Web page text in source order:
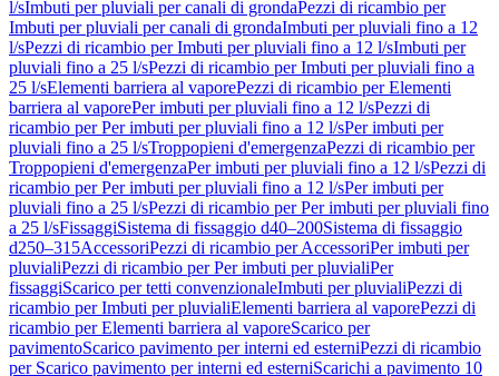
l/sImbuti per pluviali per canali di grondaPezzi di ricambio per
Imbuti per pluviali per canali di grondaImbuti per pluviali fino a 12
l/sPezzi di ricambio per Imbuti per pluviali fino a 12 l/sImbuti per
pluviali fino a 25 l/sPezzi di ricambio per Imbuti per pluviali fino a
25 l/sElementi barriera al vaporePezzi di ricambio per Elementi
barriera al vaporePer imbuti per pluviali fino a 12 l/sPezzi di
ricambio per Per imbuti per pluviali fino a 12 l/sPer imbuti per
pluviali fino a 25 l/sTroppopieni d'emergenzaPezzi di ricambio per
Troppopieni d'emergenzaPer imbuti per pluviali fino a 12 l/sPezzi di
ricambio per Per imbuti per pluviali fino a 12 l/sPer imbuti per
pluviali fino a 25 l/sPezzi di ricambio per Per imbuti per pluviali fino
a 25 l/sFissaggiSistema di fissaggio d40–200Sistema di fissaggio
d250–315AccessoriPezzi di ricambio per AccessoriPer imbuti per
pluvialiPezzi di ricambio per Per imbuti per pluvialiPer
fissaggiScarico per tetti convenzionaleImbuti per pluvialiPezzi di
ricambio per Imbuti per pluvialiElementi barriera al vaporePezzi di
ricambio per Elementi barriera al vaporeScarico per
pavimentoScarico pavimento per interni ed esterniPezzi di ricambio
per Scarico pavimento per interni ed esterniScarichi a pavimento 10